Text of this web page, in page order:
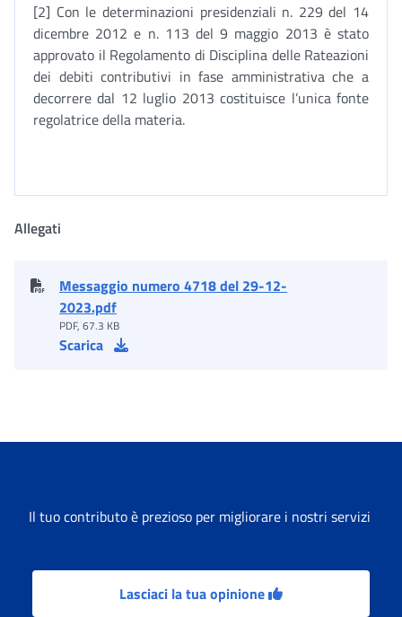
[2] Con le determinazioni presidenziali n. 229 del 14
dicembre 2012 e n. 113 del 9 maggio 2013 è stato
approvato il Regolamento di Disciplina delle Rateazioni
dei debiti contributivi in fase amministrativa che a
decorrere dal 12 luglio 2013 costituisce l’unica fonte
regolatrice della materia.
Allegati
Messaggio numero 4718 del 29-12-
2023.pdf
PDF, 67.3 KB
Scarica
Il tuo contributo è prezioso per migliorare i nostri servizi
Lasciaci la tua opinione